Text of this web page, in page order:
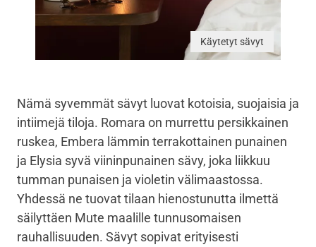
Käytetyt sävyt
Nämä syvemmät sävyt luovat kotoisia, suojaisia ja
intiimejä tiloja. Romara on murrettu persikkainen
ruskea, Embera lämmin terrakottainen punainen
ja Elysia syvä viininpunainen sävy, joka liikkuu
tumman punaisen ja violetin välimaastossa.
Yhdessä ne tuovat tilaan hienostunutta ilmettä
säilyttäen Mute maalille tunnusomaisen
rauhallisuuden. Sävyt sopivat erityisesti